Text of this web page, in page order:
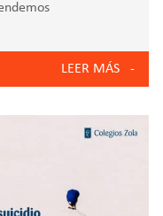
Más allá de la
deportiva como un
LEER MÁS